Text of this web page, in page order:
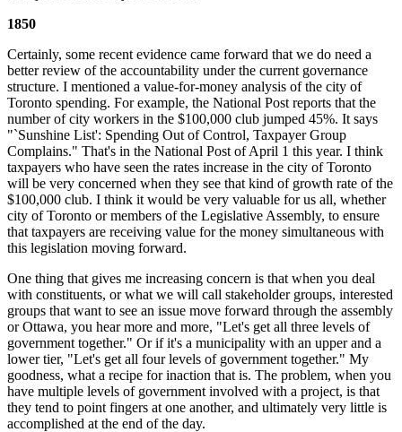
1850
Certainly, some recent evidence came forward that we do need a
better review of the accountability under the current governance
structure. I mentioned a value-for-money analysis of the city of
Toronto spending. For example, the National Post reports that the
number of city workers in the $100,000 club jumped 45%. It says
"`Sunshine List': Spending Out of Control, Taxpayer Group
Complains." That's in the National Post of April 1 this year. I think
taxpayers who have seen the rates increase in the city of Toronto
will be very concerned when they see that kind of growth rate of the
$100,000 club. I think it would be very valuable for us all, whether
city of Toronto or members of the Legislative Assembly, to ensure
that taxpayers are receiving value for the money simultaneous with
this legislation moving forward.
One thing that gives me increasing concern is that when you deal
with constituents, or what we will call stakeholder groups, interested
groups that want to see an issue move forward through the assembly
or Ottawa, you hear more and more, "Let's get all three levels of
government together." Or if it's a municipality with an upper and a
lower tier, "Let's get all four levels of government together." My
goodness, what a recipe for inaction that is. The problem, when you
have multiple levels of government involved with a project, is that
they tend to point fingers at one another, and ultimately very little is
accomplished at the end of the day.